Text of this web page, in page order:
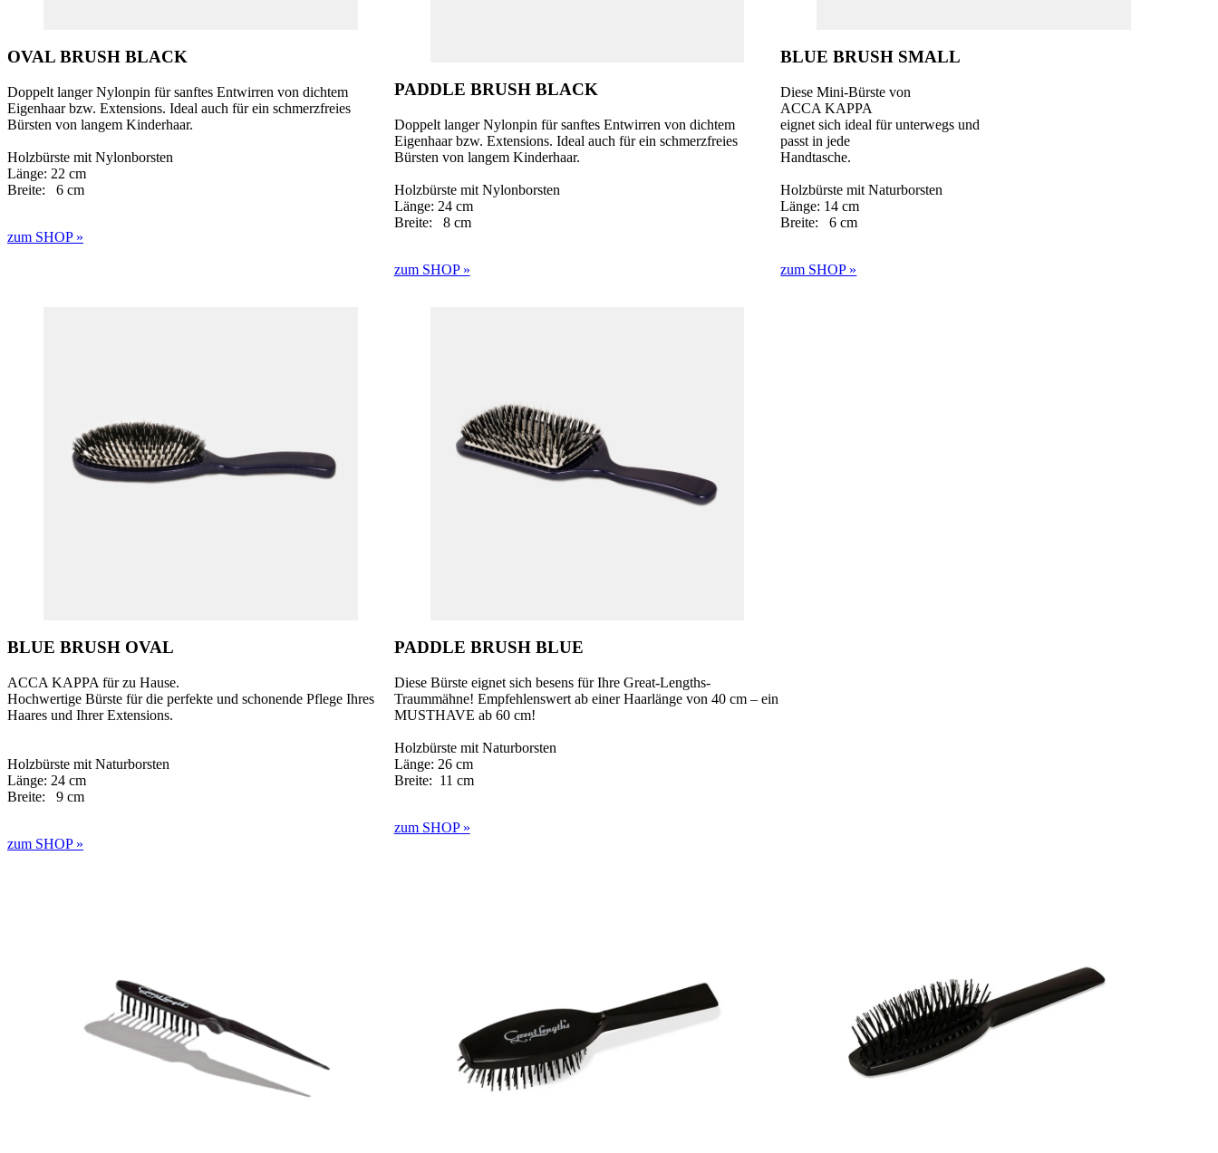
OVAL BRUSH BLACK
Doppelt langer Nylonpin für sanftes Entwirren von dichtem
Eigenhaar bzw. Extensions. Ideal auch für ein schmerzfreies
Bürsten von langem Kinderhaar.
Holzbürste mit Nylonborsten
Länge: 22 cm
Breite: 6 cm
zum SHOP »
PADDLE BRUSH BLACK
Doppelt langer Nylonpin für sanftes Entwirren von dichtem
Eigenhaar bzw. Extensions. Ideal auch für ein schmerzfreies
Bürsten von langem Kinderhaar.
Holzbürste mit Nylonborsten
Länge: 24 cm
Breite: 8 cm
zum SHOP »
BLUE BRUSH SMALL
Diese Mini-Bürste von
ACCA KAPPA
eignet sich ideal für unterwegs und
passt in jede
Handtasche.
Holzbürste mit Naturborsten
Länge: 14 cm
Breite: 6 cm
zum SHOP »
BLUE BRUSH OVAL
ACCA KAPPA für zu Hause.
Hochwertige Bürste für die perfekte und schonende Pflege Ihres
Haares und Ihrer Extensions.
Holzbürste mit Naturborsten
Länge: 24 cm
Breite: 9 cm
zum SHOP »
PADDLE BRUSH BLUE
Diese Bürste eignet sich besens für Ihre Great-Lengths-
Traummähne! Empfehlenswert ab einer Haarlänge von 40 cm – ein
MUSTHAVE ab 60 cm!
Holzbürste mit Naturborsten
Länge: 26 cm
Breite: 11 cm
zum SHOP »